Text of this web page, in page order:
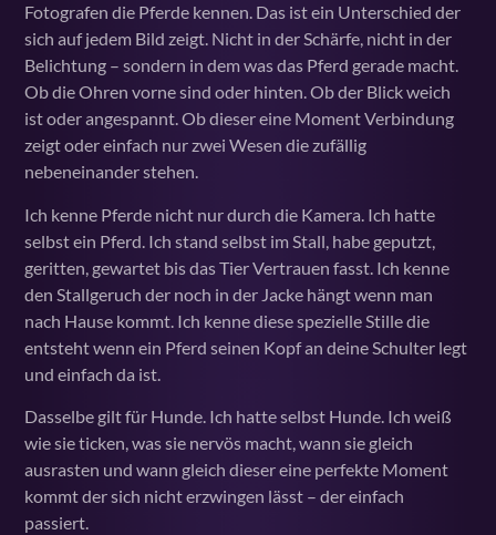
Fotografen die Pferde kennen. Das ist ein Unterschied der
sich auf jedem Bild zeigt. Nicht in der Schärfe, nicht in der
Belichtung – sondern in dem was das Pferd gerade macht.
Ob die Ohren vorne sind oder hinten. Ob der Blick weich
ist oder angespannt. Ob dieser eine Moment Verbindung
zeigt oder einfach nur zwei Wesen die zufällig
nebeneinander stehen.
Ich kenne Pferde nicht nur durch die Kamera. Ich hatte
selbst ein Pferd. Ich stand selbst im Stall, habe geputzt,
geritten, gewartet bis das Tier Vertrauen fasst. Ich kenne
den Stallgeruch der noch in der Jacke hängt wenn man
nach Hause kommt. Ich kenne diese spezielle Stille die
entsteht wenn ein Pferd seinen Kopf an deine Schulter legt
und einfach da ist.
Dasselbe gilt für Hunde. Ich hatte selbst Hunde. Ich weiß
wie sie ticken, was sie nervös macht, wann sie gleich
ausrasten und wann gleich dieser eine perfekte Moment
kommt der sich nicht erzwingen lässt – der einfach
passiert.